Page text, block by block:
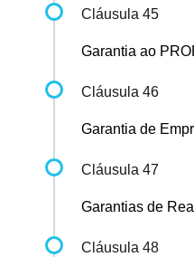
Cláusula 45
Garantia ao
Cláusula 46
Garantia de
Cláusula 47
Garantias de
Cláusula 48